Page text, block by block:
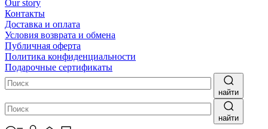
Our story
Контакты
Доставка и оплата
Условия возврата и обмена
Публичная оферта
Политика конфиденциальности
Подарочные сертификаты
найти
найти